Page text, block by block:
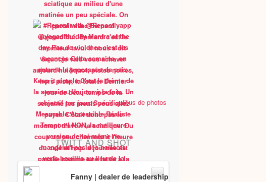
Plus de photos
TWITT AND SHOT
Fanny | dealer de leadership